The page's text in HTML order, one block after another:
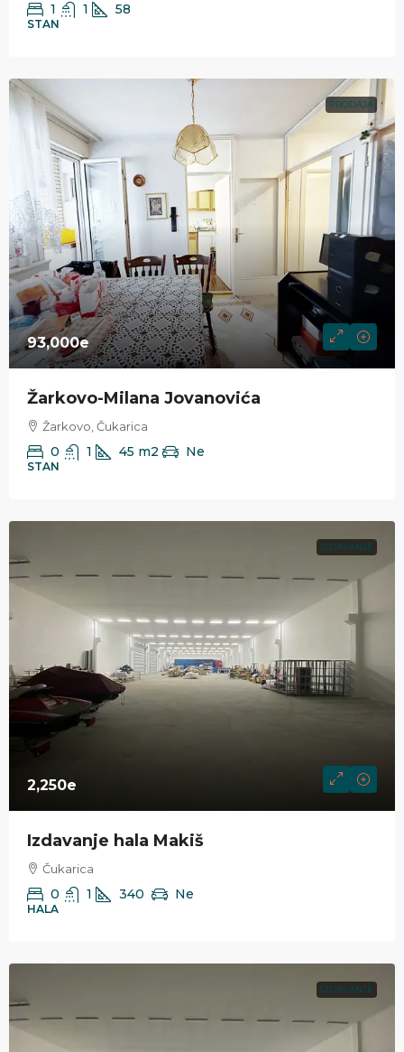
1 1 58
STAN
PRODAJA
93,000e
Žarkovo-Milana Jovanovića
Žarkovo, Čukarica
0 1 45 m2 Ne
STAN
IZDAVANJE
2,250e
Izdavanje hala Makiš
Čukarica
0 1 340 Ne
HALA
IZDAVANJE